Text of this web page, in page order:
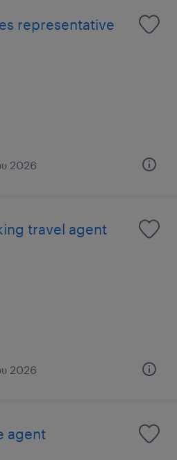
representative
2026
travel agent
2026
agent